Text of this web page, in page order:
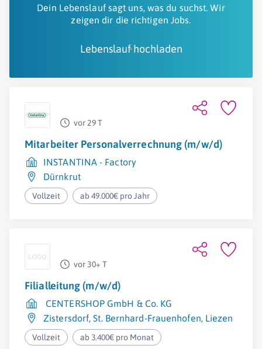
Dein Lebenslauf sagt uns, was du suchst. Wir
zeigen dir die richtigen Jobs.
Lebenslauf hochladen
vor 29 T
Mitarbeiter Personalverrechnung (m/w/d)
INSTANTINA - Factory
Dürnkrut
Vollzeit ab 49.000€ pro Jahr
vor 30+ T
Filialleitung (m/w/d)
CENTERSHOP GmbH & Co. KG
Zistersdorf,St. Bernhard-Frauenhofen, Liezen
Vollzeit ab 3.400€ pro Monat